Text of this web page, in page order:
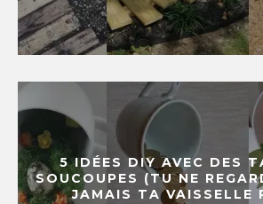
5 IDÉES DIY AVEC DES
SOUCOUPES (TU NE
JAMAIS TA VAISSELLE